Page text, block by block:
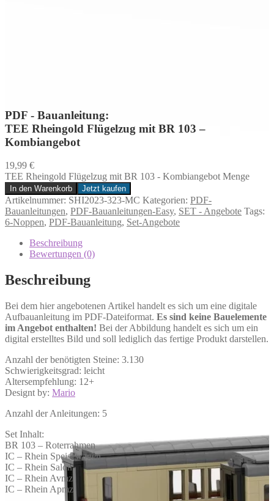
PDF - Bauanleitung:
TEE Rheingold Flügelzug mit BR 103 –
Kombiangebot
19,99 €
TEE Rheingold Flügelzug mit BR 103 - Kombiangebot Menge
In den Warenkorb Jetzt kaufen
Artikelnummer: SHI2023-323-MC Kategorien: PDF-
Bauanleitungen, PDF-Bauanleitungen-Easy, SET - Angebote Tags:
6-Noppen, PDF-Bauanleitung, Set-Angebote
Beschreibung
Bewertungen (0)
Beschreibung
Bei dem hier angebotenen Artikel handelt es sich um eine digitale
Aufbauanleitung im PDF-Dateiformat. Es sind keine Bauelemente
im Angebot enthalten! Bei der Abbildung handelt es sich um ein
digital erstelltes Bild und soll lediglich das fertige Produkt darstellen.
Anzahl der benötigten Steine: 3.130
Schwierigkeitsgrad: leicht
Altersempfehlung: 12+
Designt by: Mario
Anzahl der Anleitungen: 5
Set Inhalt:
BR 103 – Roterrahmen
IC – Rhein Speisewagen
IC – Rhein Salon
IC – Rhein Avmz
IC – Rhein Apmz